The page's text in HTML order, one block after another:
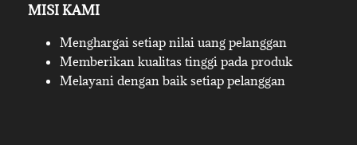
MISI KAMI
Menghargai setiap nilai uang pelanggan
Memberikan kualitas tinggi pada produk
Melayani dengan baik setiap pelanggan